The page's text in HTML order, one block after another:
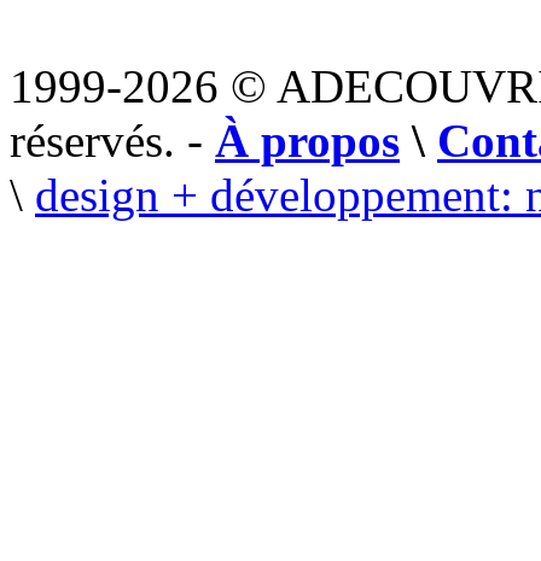
1999-2026 ©
réservés. - À propos \
\ design + développement: